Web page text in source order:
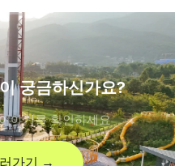
궁금하신가요?
야기를 확인하세요
가기 →